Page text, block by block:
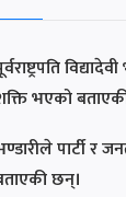
भएको
पार्टी र
छन्।